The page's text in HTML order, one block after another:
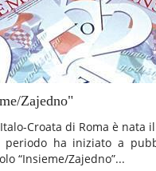
Zajedno"
Italo-Croata di Roma è nata
periodo ha iniziato a
“Insieme/Zajedno”...